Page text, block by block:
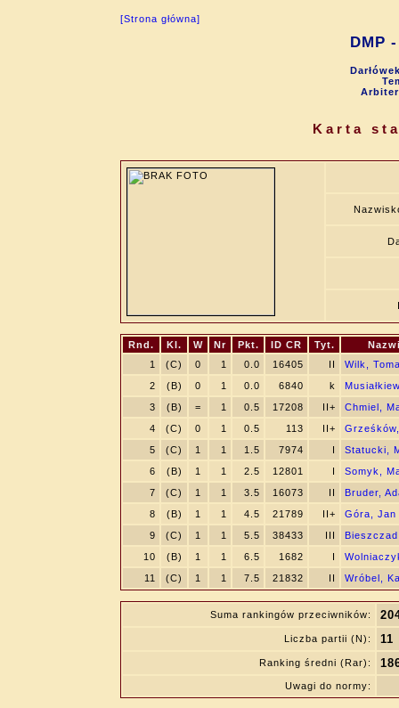
[Strona główna]
DMP
Karta
Rnd. Kl. W Nr Pkt. ID CR Tyt.
1
(C) 0 1 0.0 16405 II
Wilk,
2
(B) 0 1 0.0 6840 k
3
(B) = 1 0.5 17208 II+
Chmiel,
4
(C) 0 1 0.5 113 II+
5
(C) 1 1 1.5 7974 I
Statucki,
6
(B) 1 1 2.5 12801 I
Somyk,
7
(C) 1 1 3.5 16073 II
Bruder,
8
(B) 1 1 4.5 21789 II+
Góra, Jan
9
(C) 1 1 5.5 38433 III
10
(B) 1 1 6.5 1682 I
11
(C) 1 1 7.5 21832 II Wróbel,
Suma rankingów przeciwników:
Liczba partii (N): 11
Ranking średni (Rar):
Uwagi do normy: